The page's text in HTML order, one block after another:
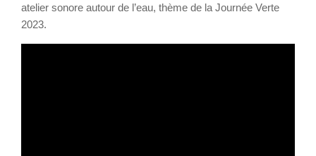
atelier sonore autour de l’eau, thème de la Journée Verte
2023.